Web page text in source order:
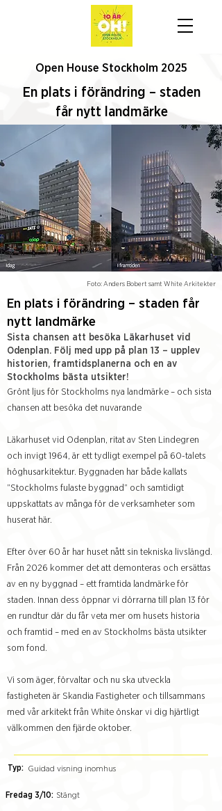
Open House Stockholm 2025
En plats i förändring – staden
får nytt landmärke
Foto: Anders Bobert samt White Arkitekter
En plats i förändring – staden får
nytt landmärke
Sista chansen att besöka Läkarhuset vid
Odenplan. Följ med upp på plan 13 – upplev
historien, framtidsplanerna och en av
Stockholms bästa utsikter!
Grönt ljus för Stockholms nya landmärke – och sista
chansen att besöka det nuvarande
Läkarhuset vid Odenplan, ritat av Sten Lindegren
och invigt 1964, är ett tydligt exempel på 60-talets
höghusarkitektur. Byggnaden har både kallats
”Stockholms fulaste byggnad” och samtidigt
uppskattats av många för de verksamheter som
huserat här.
Efter över 60 år har huset nått sin tekniska livslängd.
Från 2026 kommer det att demonteras och ersättas
av en ny byggnad – ett framtida landmärke för
staden. Innan dess öppnar vi dörrarna till plan 13 för
en rundtur där du får veta mer om husets historia
och framtid – med en av Stockholms bästa utsikter
som fond.
Vi som äger, förvaltar och nu ska utveckla
fastigheten är Skandia Fastigheter och tillsammans
med vår arkitekt från White önskar vi dig hjärtligt
välkommen den fjärde oktober.
Typ: Guidad visning inomhus
Fredag 3/10: Stängt